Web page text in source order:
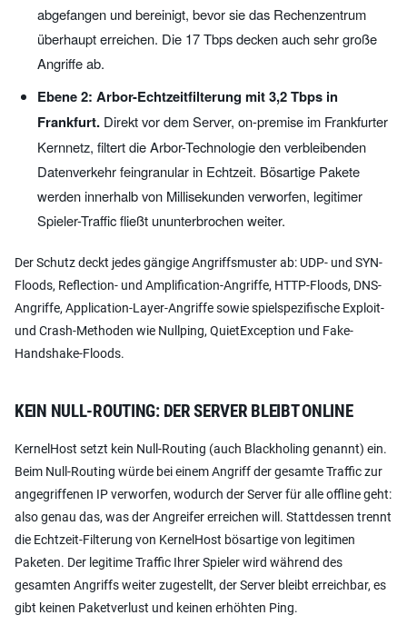
abgefangen und bereinigt, bevor sie das Rechenzentrum
überhaupt erreichen. Die 17 Tbps decken auch sehr große
Angriffe ab.
Ebene 2: Arbor-Echtzeitfilterung mit 3,2 Tbps in
Frankfurt. Direkt vor dem Server, on-premise im Frankfurter
Kernnetz, filtert die Arbor-Technologie den verbleibenden
Datenverkehr feingranular in Echtzeit. Bösartige Pakete
werden innerhalb von Millisekunden verworfen, legitimer
Spieler-Traffic fließt ununterbrochen weiter.
Der Schutz deckt jedes gängige Angriffsmuster ab: UDP- und SYN-
Floods, Reflection- und Amplification-Angriffe, HTTP-Floods, DNS-
Angriffe, Application-Layer-Angriffe sowie spielspezifische Exploit-
und Crash-Methoden wie Nullping, QuietException und Fake-
Handshake-Floods.
KEIN NULL-ROUTING: DER SERVER BLEIBT ONLINE
KernelHost setzt kein Null-Routing (auch Blackholing genannt) ein.
Beim Null-Routing würde bei einem Angriff der gesamte Traffic zur
angegriffenen IP verworfen, wodurch der Server für alle offline geht:
also genau das, was der Angreifer erreichen will. Stattdessen trennt
die Echtzeit-Filterung von KernelHost bösartige von legitimen
Paketen. Der legitime Traffic Ihrer Spieler wird während des
gesamten Angriffs weiter zugestellt, der Server bleibt erreichbar, es
gibt keinen Paketverlust und keinen erhöhten Ping.